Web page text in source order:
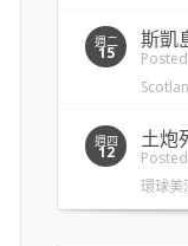
週二
15
斯凱
週四
12
土炮
環球美